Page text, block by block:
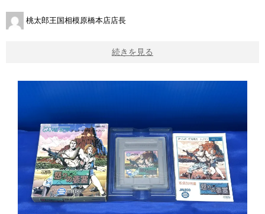
桃太郎王国相模原橋本店店長
続きを見る